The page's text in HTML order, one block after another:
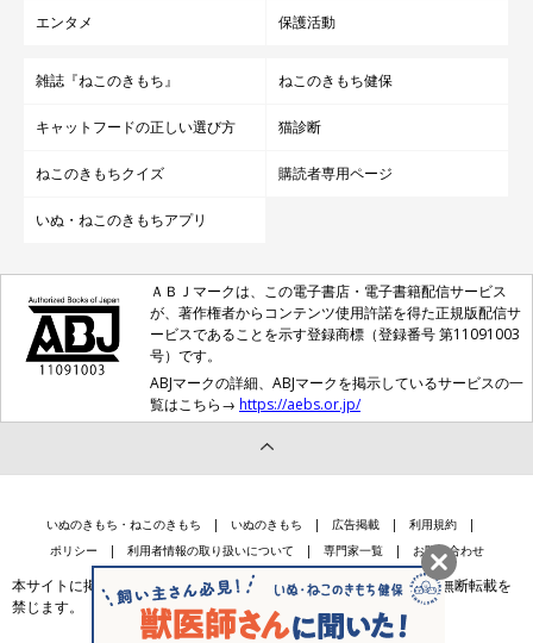
エンタメ 保護活動
雑誌『ねこのきもち』 ねこのきもち健保
キャットフードの正しい選び方 猫診断
ねこのきもちクイズ 購読者専用ページ
いぬ・ねこのきもちアプリ
ＡＢＪマークは、この電子書店・電子書籍配信サービス
が、著作権者からコンテンツ使用許諾を得た正規版配信サ
ービスであることを示す登録商標（登録番号 第11091003
号）です。
ABJマークの詳細、ABJマークを掲示しているサービスの一
覧はこちら→ https://aebs.or.jp/
いぬのきもち・ねこのきもち いぬのきもち 広告掲載
利用規約
ポリシー
利用者情報の取り扱いについて 専門家一覧 お問い合わせ
本サイトに掲載されている記事・写真・イラスト等のコンテンツの無断転載を
禁じます。